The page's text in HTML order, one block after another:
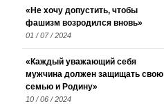
«Не хочу допустить, чтобы
фашизм возродился вновь»
01 / 07 / 2024
«Каждый уважающий себя
мужчина должен защищать свою
семью и Родину»
10 / 06 / 2024